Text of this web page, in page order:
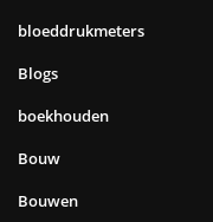
bloeddrukmeters
Blogs
boekhouden
Bouw
Bouwen